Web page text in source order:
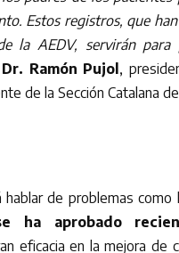
Estos registros, que
la AEDV, servirán
Dr. Ramón Pujol ,
de la Sección Catalana
de problemas como
ha aprobado
eficacia en la mejora de